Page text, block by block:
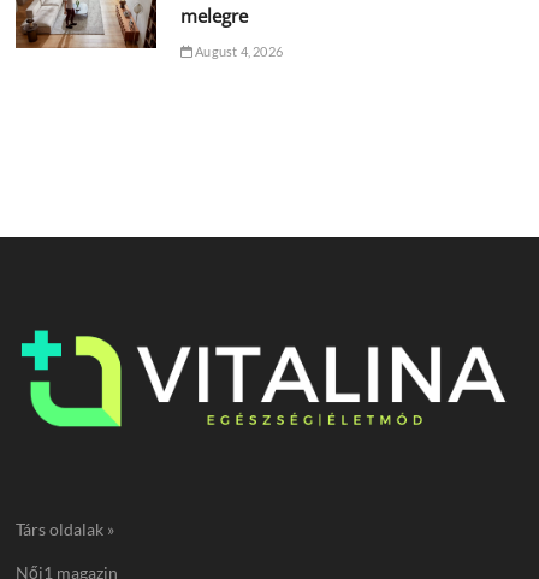
melegre
August 4, 2026
Társ oldalak »
Női1 magazin